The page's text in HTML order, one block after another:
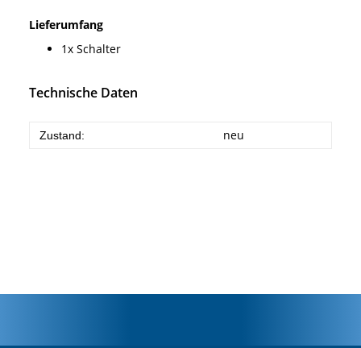
Lieferumfang
1x Schalter
Technische Daten
Zustand: neu